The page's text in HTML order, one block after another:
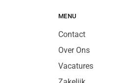
MENU
Contact
Over Ons
Vacatures